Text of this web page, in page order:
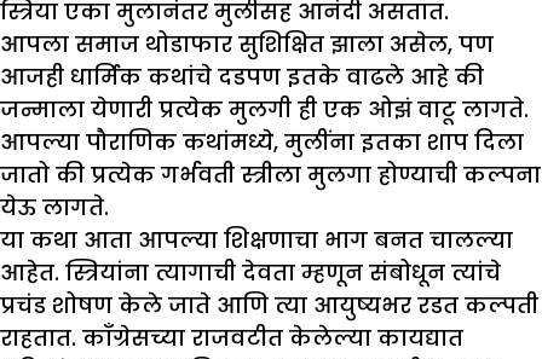
स्त्रिया एका मुलानंतर मुलीसह आनंदी असतात.
आपला समाज थोडाफार सुशिक्षित झाला असेल, पण
आजही धार्मिक कथांचे दडपण इतके वाढले आहे की
जन्माला येणारी प्रत्येक मुलगी ही एक ओझं वाटू लागते.
आपल्या पौराणिक कथांमध्ये, मुलींना इतका शाप दिला
जातो की प्रत्येक गर्भवती स्त्रीला मुलगा होण्याची कल्पना
येऊ लागते.
या कथा आता आपल्या शिक्षणाचा भाग बनत चालल्या
आहेत. स्त्रियांना त्यागाची देवता म्हणून संबोधून त्यांचे
प्रचंड शोषण केले जाते आणि त्या आयुष्यभर रडत कल्पती
राहतात. काँग्रेसच्या राजवटीत केलेल्या कायद्यात